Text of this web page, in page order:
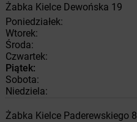
Żabka Kielce Dewońska 19
Poniedziałek:
Wtorek:
Środa:
Czwartek:
Piątek:
Sobota:
Niedziela:
Żabka Kielce Paderewskiego 8